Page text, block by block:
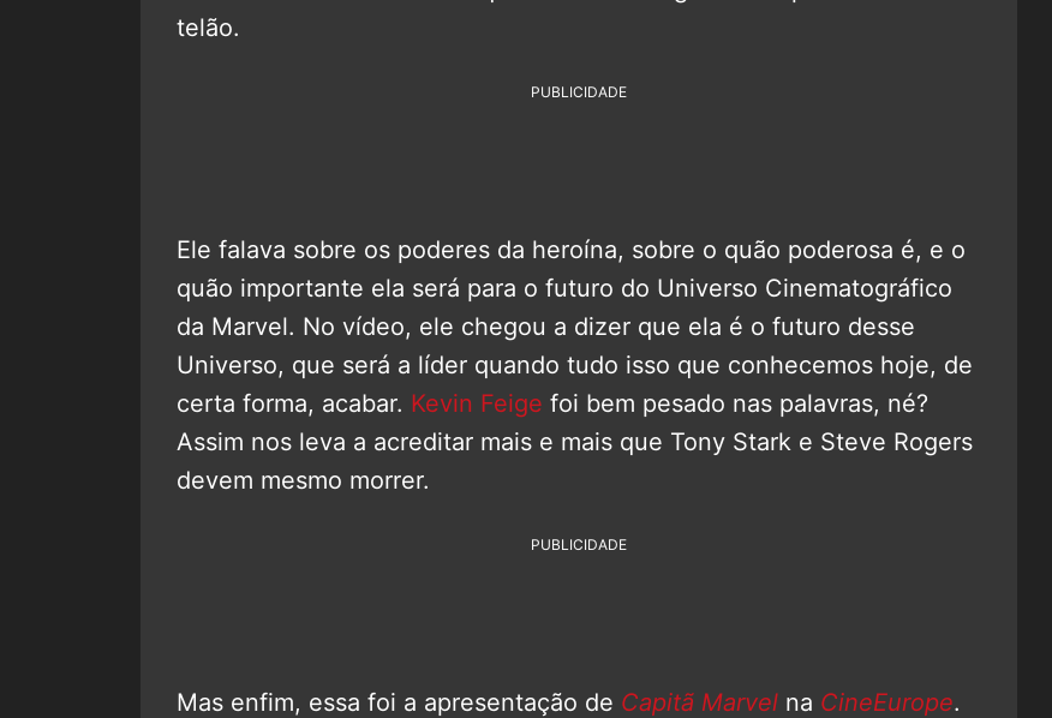
telão.
PUBLICIDADE
Ele falava sobre os poderes da heroína, sobre o quão poderosa é, e o
quão importante ela será para o futuro do Universo Cinematográfico
da Marvel. No vídeo, ele chegou a dizer que ela é o futuro desse
Universo, que será a líder quando tudo isso que conhecemos hoje, de
certa forma, acabar. Kevin Feige foi bem pesado nas palavras, né?
Assim nos leva a acreditar mais e mais que Tony Stark e Steve Rogers
devem mesmo morrer.
PUBLICIDADE
Mas enfim, essa foi a apresentação de Capitã Marvel na CineEurope.